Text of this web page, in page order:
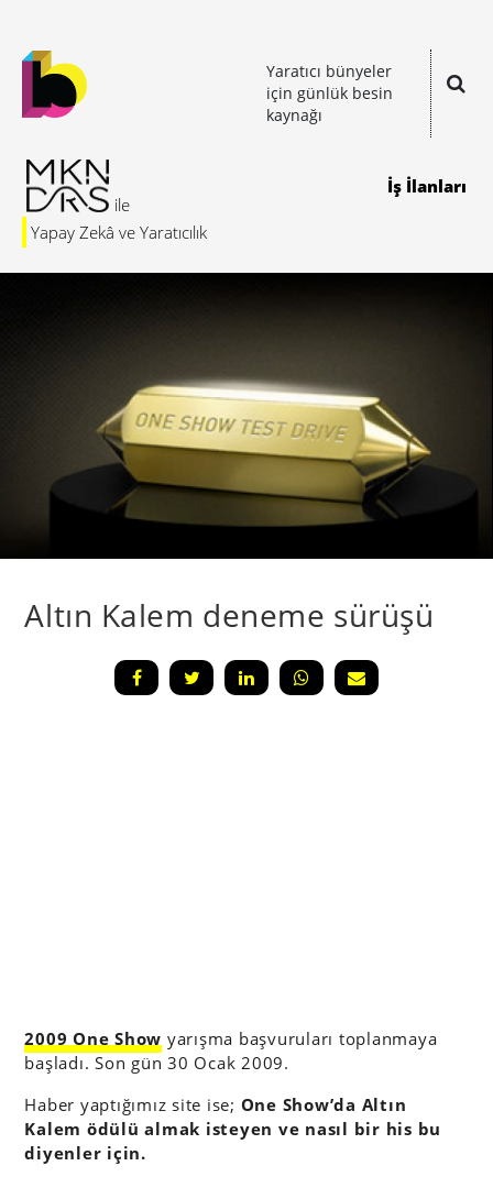
Yaratıcı bünyeler
için günlük besin
kaynağı
Yapay Zekâ ve Yaratıcılık
İş İlanları
Altın Kalem deneme sürüşü
2009 One Show yarışma başvuruları toplanmaya
başladı. Son gün 30 Ocak 2009.
Haber yaptığımız site ise; One Show’da Altın
Kalem ödülü almak isteyen ve nasıl bir his bu
diyenler için.